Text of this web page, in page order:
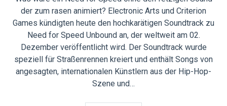
der zum rasen animiert? Electronic Arts und Criterion
Games kündigten heute den hochkarätigen Soundtrack zu
Need for Speed Unbound an, der weltweit am 02.
Dezember veröffentlicht wird. Der Soundtrack wurde
speziell für Straßenrennen kreiert und enthält Songs von
angesagten, internationalen Künstlern aus der Hip-Hop-
Szene und…